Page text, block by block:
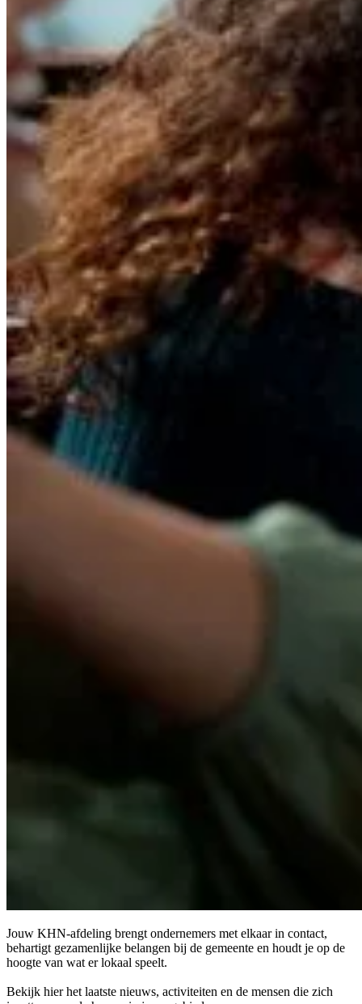
Jouw KHN-afdeling brengt ondernemers met elkaar in contact,
behartigt gezamenlijke belangen bij de gemeente en houdt je op de
hoogte van wat er lokaal speelt.
Bekijk hier het laatste nieuws, activiteiten en de mensen die zich